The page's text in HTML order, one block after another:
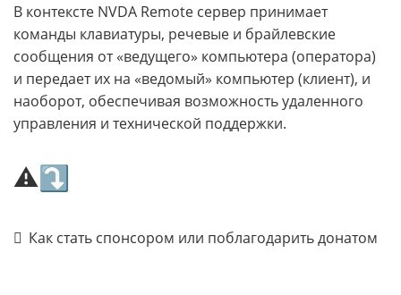
В контексте NVDA Remote сервер принимает
команды клавиатуры, речевые и брайлевские
сообщения от «ведущего» компьютера (оператора)
и передает их на «ведомый» компьютер (клиент), и
наоборот, обеспечивая возможность удаленного
управления и технической поддержки.
⚠⤵
Как стать спонсором или поблагодарить донатом